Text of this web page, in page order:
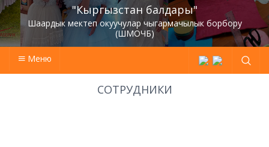
"Кыргызстан балдары"
Шаардык мектеп окуучулар чыгармачылык борбору
(ШМОЧБ)
Меню
СОТРУДНИКИ